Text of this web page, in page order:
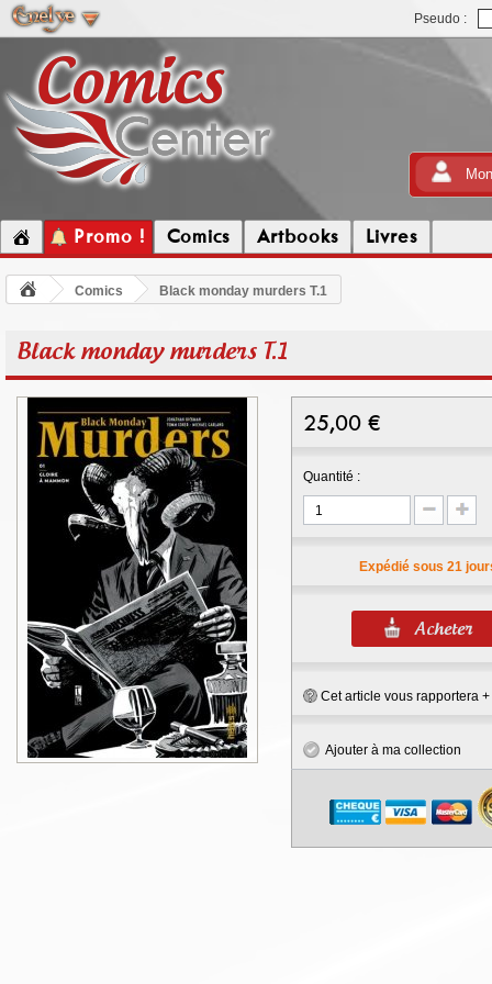
Pseudo :
Promo ! Comics Artbooks Livres
Comics Black monday murders T.1
Black monday murders T.1
25,00 €
Quantité :
Expédié sous 21
Cet article vous rapportera +
Ajouter à ma collection